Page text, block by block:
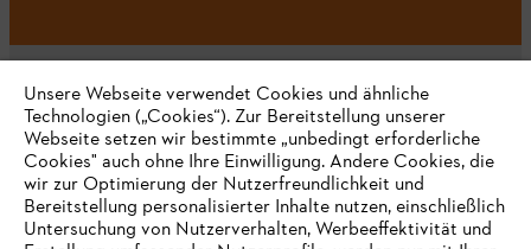
Unternehmen
Unsere Webseite verwendet Cookies und ähnliche
Technologien („Cookies“). Zur Bereitstellung unserer
Webseite setzen wir bestimmte „unbedingt erforderliche
Cookies" auch ohne Ihre Einwilligung. Andere Cookies, die
wir zur Optimierung der Nutzerfreundlichkeit und
Bereitstellung personalisierter Inhalte nutzen, einschließlich
Untersuchung von Nutzerverhalten, Werbeeffektivität und